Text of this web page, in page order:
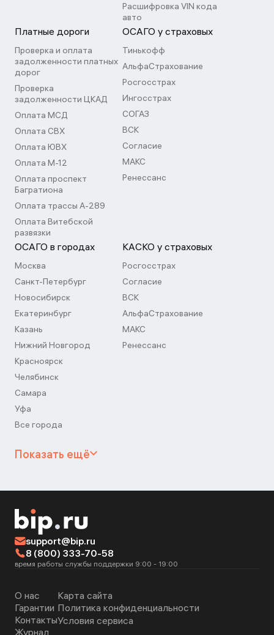
Расшифровка VIN кода
авто
Платные дороги
Проверка и оплата
задолженности платных
дорог
Проверка
задолженности ЦКАД
Оплата МСД
Оплата СВХ
Оплата ЮВХ
Оплата М-12
Оплата проспект
Багратиона
Оплата трассы А-289
Оплата Витебской
развязки
ОСАГО у страховых
Тинькофф
АльфаСтрахование
Росгосстрах
Ингосстрах
СОГАЗ
ВСК
Согласие
МАКС
Ренессанс
ОСАГО в городах
Москва
Санкт-Петербург
Новосибирск
Екатеринбург
Казань
Нижний Новгород
Красноярск
Челябинск
Самара
Уфа
Все города
КАСКО у страховых
Росгосстрах
Согласие
ВСК
АльфаСтрахование
МАКС
Ренессанс
Показать ещё
support@bip.ru
8 (800) 333-70-58
время работы службы поддержки 9:00 - 19:00
О нас
Гарантии
Контакты
Журнал
Карта сайта
Политика конфиденциальности
Условия сервиса